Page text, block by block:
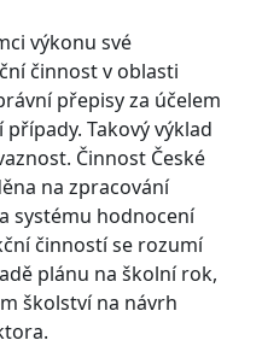
výkonu své
činnost v oblasti
přepisy za účelem
Takový výklad
Činnost České
na zpracování
systému hodnocení
činností se rozumí
plánu na školní rok,
školství na návrh